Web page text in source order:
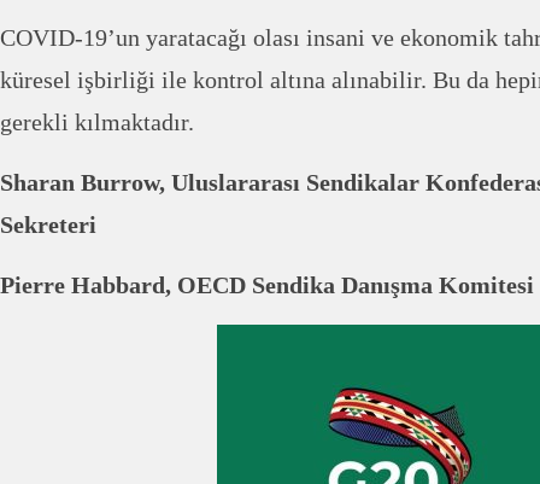
COVID-19’un yaratacağı olası insani ve ekonomik
küresel işbirliği ile kontrol altına alınabilir. Bu da
gerekli kılmaktadır.
Sharan Burrow, Uluslararası Sendikalar
Sekreteri
Pierre Habbard, OECD Sendika Danışma